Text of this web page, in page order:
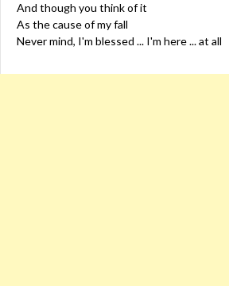
And though you think of it
As the cause of my fall
Never mind, I'm blessed ... I'm here ... at all